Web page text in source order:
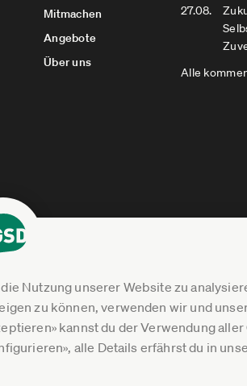
Nutzung unserer Website zu
zu können, verwenden wir und
kannst du der Verwendung
alle Details erfährst du in
Mitmachen
Angebote
Über uns
27.08.
Alle